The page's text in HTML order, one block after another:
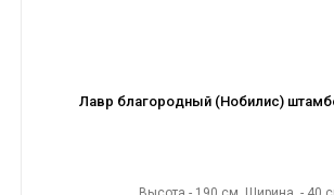
Лавр благородный (Нобилис)